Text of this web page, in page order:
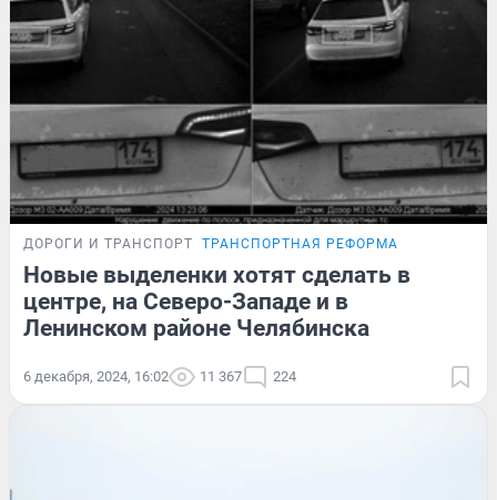
ДОРОГИ И ТРАНСПОРТ ТРАНСПОРТНАЯ РЕФОРМА
Новые выделенки хотят сделать в
центре, на Северо-Западе и в
Ленинском районе Челябинска
6 декабря, 2024, 16:02 11 367 224